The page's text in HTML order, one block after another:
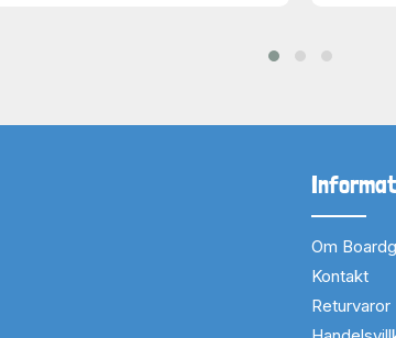
Om
Kontakt
Returvaror